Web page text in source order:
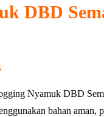
DBD
Nyamuk DBD
bahan aman,